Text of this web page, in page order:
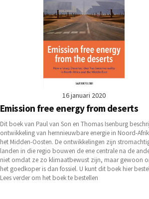
16 januari 2020
Emission free energy from deserts
Dit boek van Paul van Son en Thomas Isenburg
ontwikkeling van hernnieuwbare energie in Noord-
het Midden-Oosten. De ontwikkelingen zijn
landen in die regio bouwen de ene centrale na de
niet omdat ze zo klimaatbewust zijn, maar gewoon
het goedkoper is dan fossiel. U kunt dit boek hier
Lees verder om het boek te bestellen